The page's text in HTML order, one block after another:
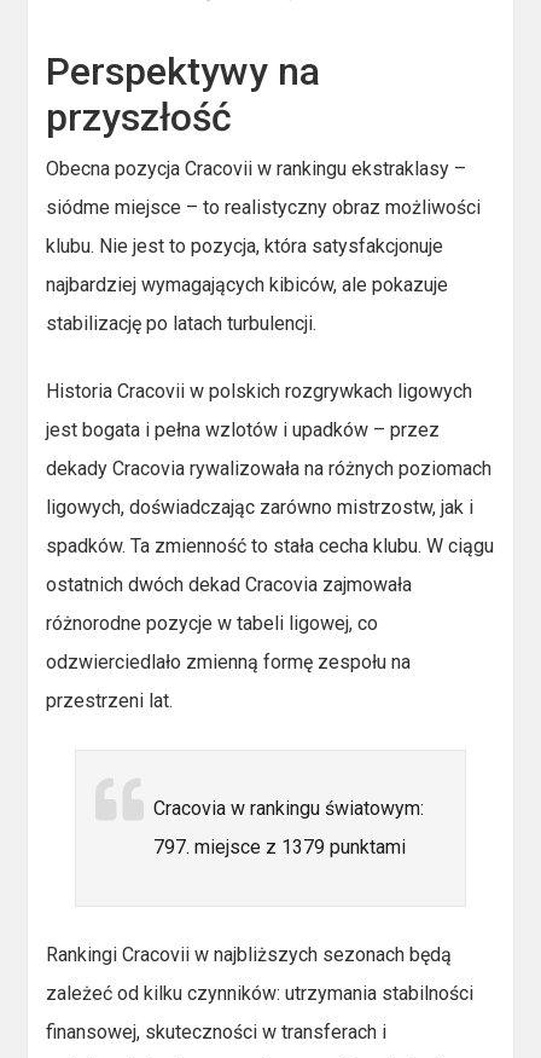
Perspektywy na
przyszłość
Obecna pozycja Cracovii w rankingu ekstraklasy –
siódme miejsce – to realistyczny obraz możliwości
klubu. Nie jest to pozycja, która satysfakcjonuje
najbardziej wymagających kibiców, ale pokazuje
stabilizację po latach turbulencji.
Historia Cracovii w polskich rozgrywkach ligowych
jest bogata i pełna wzlotów i upadków – przez
dekady Cracovia rywalizowała na różnych poziomach
ligowych, doświadczając zarówno mistrzostw, jak i
spadków. Ta zmienność to stała cecha klubu. W ciągu
ostatnich dwóch dekad Cracovia zajmowała
różnorodne pozycje w tabeli ligowej, co
odzwierciedlało zmienną formę zespołu na
przestrzeni lat.
Cracovia w rankingu światowym:
797. miejsce z 1379 punktami
Rankingi Cracovii w najbliższych sezonach będą
zależeć od kilku czynników: utrzymania stabilności
finansowej, skuteczności w transferach i